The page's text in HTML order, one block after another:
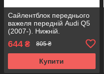
Сайлентблок переднього
важеля передній Audi Q5
(2007-). Нижній.
Німеччина! 35381 ,
JBU1362 , VKDS331027
644 ₴ 805 ₴
Купити